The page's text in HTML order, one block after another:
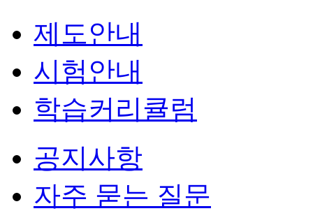
제도안내
시험안내
학습커리큘럼
공지사항
자주 묻는 질문